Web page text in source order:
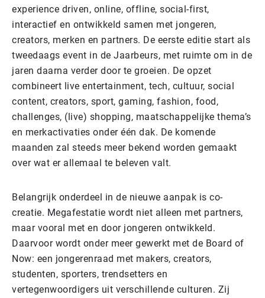
experience driven, online, offline, social-first,
interactief en ontwikkeld samen met jongeren,
creators, merken en partners. De eerste editie start als
tweedaags event in de Jaarbeurs, met ruimte om in de
jaren daarna verder door te groeien. De opzet
combineert live entertainment, tech, cultuur, social
content, creators, sport, gaming, fashion, food,
challenges, (live) shopping, maatschappelijke thema’s
en merkactivaties onder één dak. De komende
maanden zal steeds meer bekend worden gemaakt
over wat er allemaal te beleven valt.
Belangrijk onderdeel in de nieuwe aanpak is co-
creatie. Megafestatie wordt niet alleen met partners,
maar vooral met en door jongeren ontwikkeld.
Daarvoor wordt onder meer gewerkt met de Board of
Now: een jongerenraad met makers, creators,
studenten, sporters, trendsetters en
vertegenwoordigers uit verschillende culturen. Zij